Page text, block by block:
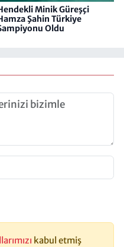
Minik Güreşçi
Şahin Türkiye
Oldu
kabul etmiş